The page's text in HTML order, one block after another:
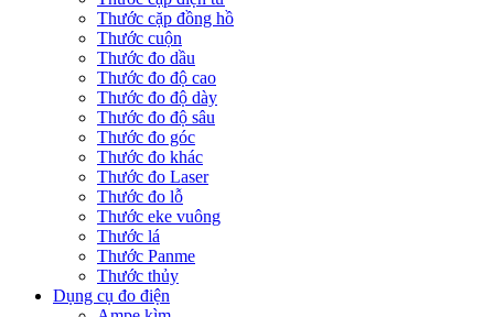
Thước cặp đồng hồ
Thước cuộn
Thước đo dầu
Thước đo độ cao
Thước đo độ dày
Thước đo độ sâu
Thước đo góc
Thước đo khác
Thước đo Laser
Thước đo lỗ
Thước eke vuông
Thước lá
Thước Panme
Thước thủy
Dụng cụ đo điện